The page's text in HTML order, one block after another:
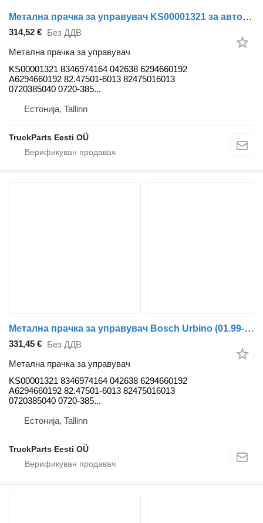
Метална прачка за управувач KS00001321 за автобус Solaris Urbino, Alpino, Vacanza (1999-)
314,52 € Без ДДВ
Метална прачка за управувач
KS00001321 8346974164 042638 6294660192
A6294660192 82.47501-6013 82475016013
0720385040 0720-385...
Естонија, Tallinn
TruckParts Eesti OÜ
Метална прачка за управувач Bosch Urbino (01.99-) KS00001321 за автобус Solaris Urbino, Alpino, Vacanza (1999-)
331,45 € Без ДДВ
Метална прачка за управувач
KS00001321 8346974164 042638 6294660192
A6294660192 82.47501-6013 82475016013
0720385040 0720-385...
Естонија, Tallinn
TruckParts Eesti OÜ